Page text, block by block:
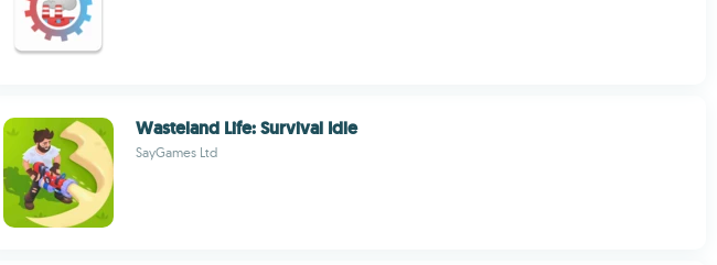
Wasteland Life: Survival Idle
SayGames Ltd